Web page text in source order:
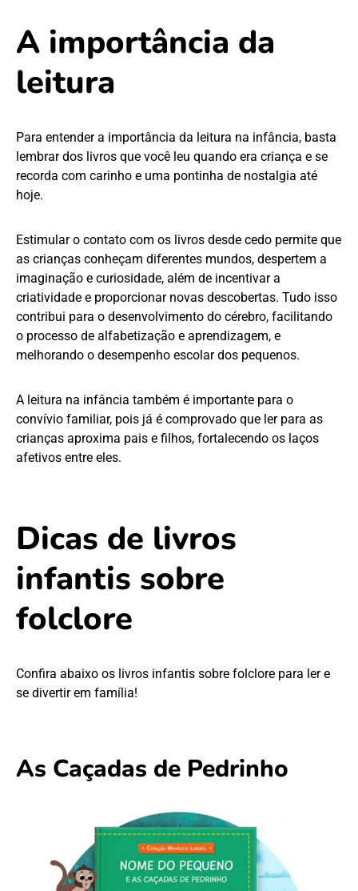
A importância da
leitura
Para entender a importância da leitura na infância, basta
lembrar dos livros que você leu quando era criança e se
recorda com carinho e uma pontinha de nostalgia até
hoje.
Estimular o contato com os livros desde cedo permite que
as crianças conheçam diferentes mundos, despertem a
imaginação e curiosidade, além de incentivar a
criatividade e proporcionar novas descobertas. Tudo isso
contribui para o desenvolvimento do cérebro, facilitando
o processo de alfabetização e aprendizagem, e
melhorando o desempenho escolar dos pequenos.
A leitura na infância também é importante para o
convívio familiar, pois já é comprovado que ler para as
crianças aproxima pais e filhos, fortalecendo os laços
afetivos entre eles.
Dicas de livros
infantis sobre
folclore
Confira abaixo os livros infantis sobre folclore para ler e
se divertir em família!
As Caçadas de Pedrinho